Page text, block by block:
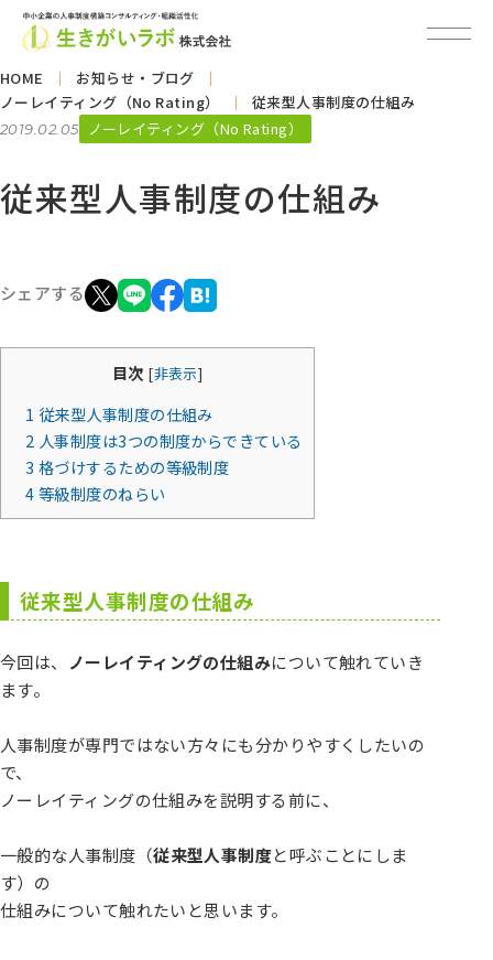
HOME
お知らせ・ブログ
ノーレイティング（No Rating）
従来型人事制度の仕組み
2019.02.05 ノーレイティング（No Rating）
従来型人事制度の仕組み
シェアする
目次 [非表示]
1 従来型人事制度の仕組み
2 人事制度は3つの制度からできている
3 格づけするための等級制度
4等級制度のねらい
従来型人事制度の仕組み
今回は、 ノーレイティングの仕組みについて触れていき
ます。
人事制度が専門ではない方々にも分かりやすくしたいの
で、
ノーレイティングの仕組みを説明する前に、
一般的な人事制度（従来型人事制度と呼ぶことにしま
す）の
仕組みについて触れたいと思います。